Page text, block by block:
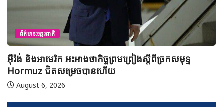
ព័ត៌មានអន្តរជាតិ
អ៊ីរ៉ង់ និងអាមេរិក អះអាងថាកិច្ចព្រមព្រៀងស្តីពីច្រកសមុទ្ទ
Hormuz ជិតសម្រេចបានហើយ
August 6, 2026